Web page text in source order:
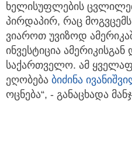
ხელისუფლების
პირდაპირ, რაც
ვიაროთ უვიზოდ
ინვესტიცია
საქართველო. ამ
ეღობება ბიძინა
ოცნება“, - განაცხადა